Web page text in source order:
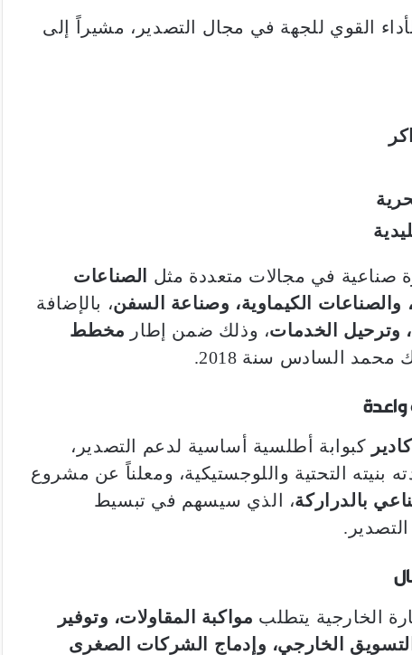
القوي للجهة في مجال التصدير، مشيراً إلى
صناعية في مجالات متعددة مثل
الصناعات
والصناعات الكيماوية، وصناعة السفن، بالإضافة
وترحيل الخدمات، وذلك ضمن إطار مخطط
محمد السادس سنة 2018.
واعدة
كبوابة أطلسية أساسية لدعم التصدير،
بنيته التحتية واللوجستيكية، ومعلناً عن مشروع
بالدراركة، الذي سيسهم في تبسيط
الخارجية يتطلب مواكبة المقاولات، وتوفير
الخارجي، وإدماج الشركات الصغرى